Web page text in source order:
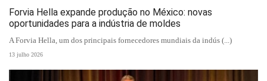
Forvia Hella expande produção no México: novas
oportunidades para a indústria de moldes
A Forvia Hella, um dos principais fornecedores mundiais da indús (...)
13 julho 2026